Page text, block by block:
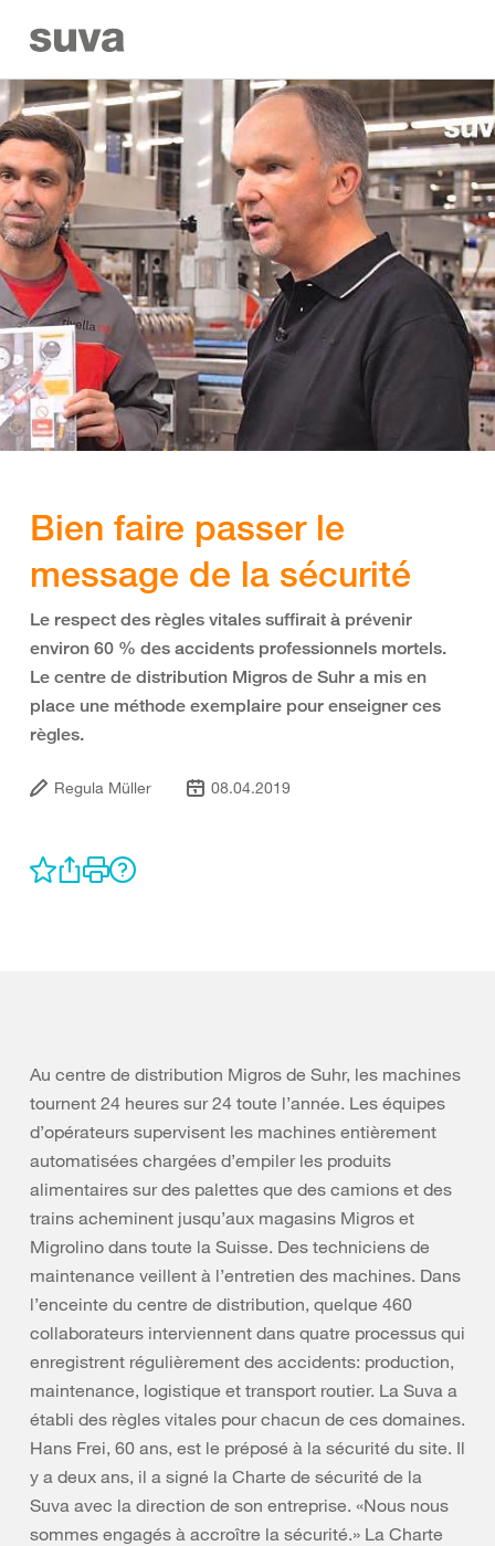
Bien faire passer le
message de la sécurité
Le respect des règles vitales suffirait à prévenir
environ 60 % des accidents professionnels mortels.
Le centre de distribution Migros de Suhr a mis en
place une méthode exemplaire pour enseigner ces
règles.
Regula Müller 08.04.2019
Au centre de distribution Migros de Suhr, les machines
tournent 24 heures sur 24 toute l’année. Les équipes
d’opérateurs supervisent les machines entièrement
automatisées chargées d’empiler les produits
alimentaires sur des palettes que des camions et des
trains acheminent jusqu’aux magasins Migros et
Migrolino dans toute la Suisse. Des techniciens de
maintenance veillent à l’entretien des machines. Dans
l’enceinte du centre de distribution, quelque 460
collaborateurs interviennent dans quatre processus qui
enregistrent régulièrement des accidents: production,
maintenance, logistique et transport routier. La Suva a
établi des règles vitales pour chacun de ces domaines.
Hans Frei, 60 ans, est le préposé à la sécurité du site. Il
y a deux ans, il a signé la Charte de sécurité de la
Suva avec la direction de son entreprise. «Nous nous
sommes engagés à accroître la sécurité.» La Charte